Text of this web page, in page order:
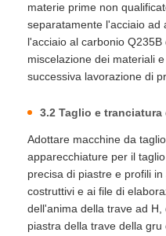
materie prime non
separatamente l'acciaio ad
l'acciaio al carbonio
miscelazione dei materiali
successiva lavorazione di
3.2 Taglio e
Adottare macchine da
apparecchiature per il
precisa di piastre e profili
costruttivi e ai file di
dell'anima della trave ad
piastra della trave della